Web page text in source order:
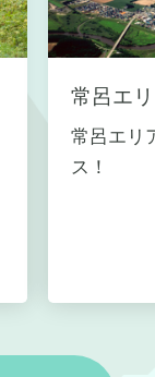
常呂エ
常呂エリ
ス！